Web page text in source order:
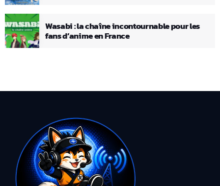
Wasabi : la chaîne incontournable pour les
fans d’anime en France